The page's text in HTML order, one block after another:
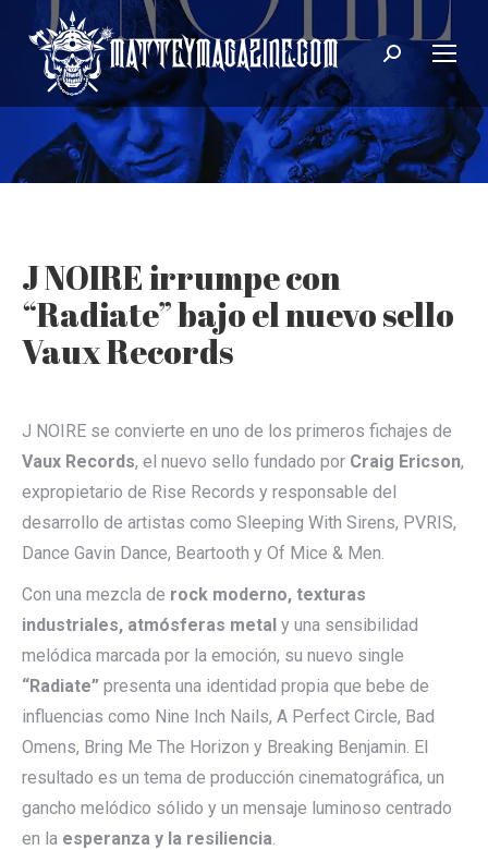
Search:
J NOIRE irrumpe con
“Radiate” bajo el nuevo sello
Vaux Records
J NOIRE se convierte en uno de los primeros fichajes de
Vaux Records, el nuevo sello fundado por Craig Ericson,
expropietario de Rise Records y responsable del
desarrollo de artistas como Sleeping With Sirens, PVRIS,
Dance Gavin Dance, Beartooth y Of Mice & Men.
Con una mezcla de rock moderno, texturas
industriales, atmósferas metal y una sensibilidad
melódica marcada por la emoción, su nuevo single
“Radiate” presenta una identidad propia que bebe de
influencias como Nine Inch Nails, A Perfect Circle, Bad
Omens, Bring Me The Horizon y Breaking Benjamin. El
resultado es un tema de producción cinematográfica, un
gancho melódico sólido y un mensaje luminoso centrado
en la esperanza y la resiliencia.